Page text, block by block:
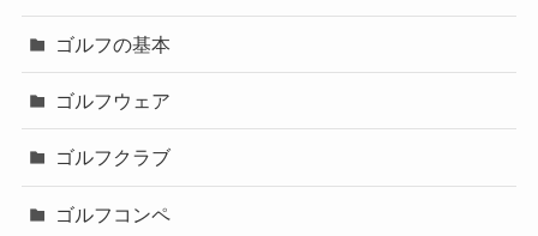
ゴルフの基本
ゴルフウェア
ゴルフクラブ
ゴルフコンペ